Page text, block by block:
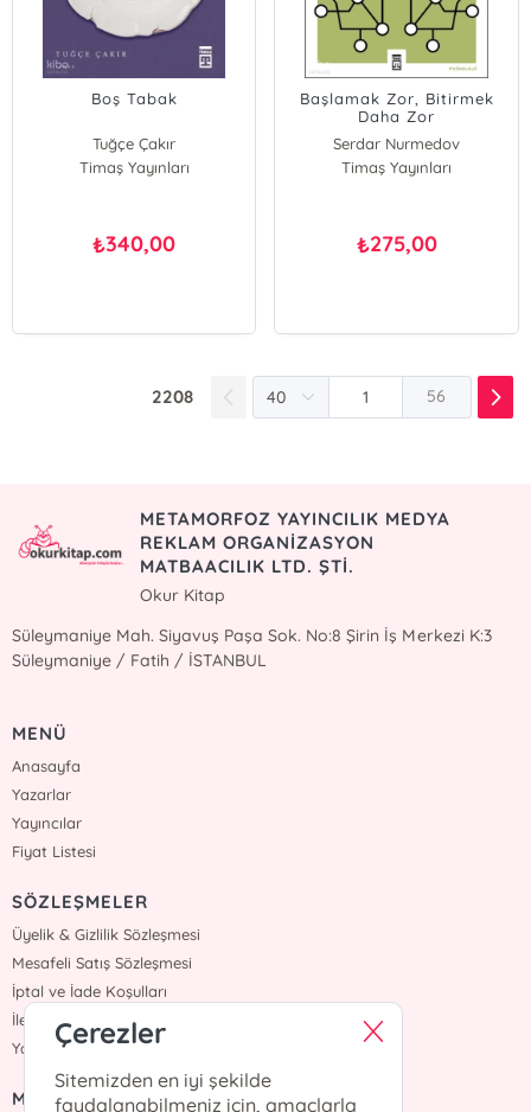
Boş Tabak
Tuğçe Çakır
Timaş Yayınları
₺340,00
Başlamak Zor, Bitirmek
Daha Zor
Serdar Nurmedov
Timaş Yayınları
₺275,00
2208 56
METAMORFOZ YAYINCILIK MEDYA
REKLAM ORGANİZASYON
MATBAACILIK LTD. ŞTİ.
Okur Kitap
Süleymaniye Mah. Siyavuş Paşa Sok. No:8 Şirin İş Merkezi K:3
Süleymaniye / Fatih / İSTANBUL
MENÜ
Anasayfa
Yazarlar
Yayıncılar
Fiyat Listesi
SÖZLEŞMELER
Üyelik & Gizlilik Sözleşmesi
Mesafeli Satış Sözleşmesi
İptal ve İade Koşulları
İletişim
Yardım
MÜŞTERİ HİZMETLERİ
Çerezler
Sitemizden en iyi şekilde
faydalanabilmeniz için, amaçlarla